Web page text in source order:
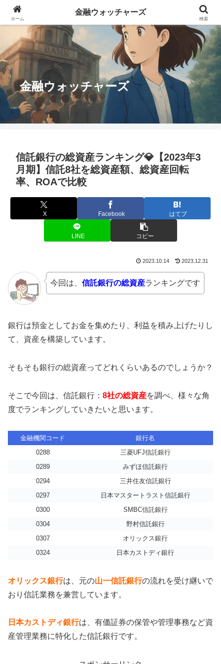
金融ウォッチャーズ
信託銀行の総資産ランキング💎【2023年3
月期】信託8社を総資産額、総資産回転
率、ROAで比較
X Facebook はてブ
LINE コピー
2023.10.14 2023.12.31
今回は、 信託銀行の総資産ランキングです
銀行は預金としてお金を集めたり、利益を積み上げたりし
て、資産を構築しています。
そもそも銀行の総資産ってどれくらいあるのでしょうか？
そこで今回は、信託銀行： 8社の総資産を調べ、様々な角
度でランキングしていきたいと思います。
金融機関コード
銀行名
0288
三菱UFJ信託銀行
0289
みずほ信託銀行
0294
三井住友信託銀行
0297
日本マスタートラスト信託銀行
0300
SMBC信託銀行
0304
野村信託銀行
0307
オリックス銀行
0324
日本カストディ銀行
オリックス銀行は、元の山一信託銀行の流れを受け継いで
おり信託業務を兼営しています。
日本カストディ銀行は、有価証券の保管や管理事務など資
産管理業務に特化した信託銀行です。
ホーム
金融ウォッチャーズ
検索